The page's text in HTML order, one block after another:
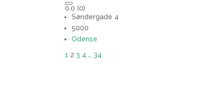
0.0 (0)
Søndergade 4
5000
Odense
1 2 3 4 … 34